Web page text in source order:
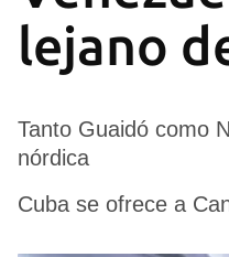
lejano
Tanto Guaidó como
nórdica
Cuba se ofrece a